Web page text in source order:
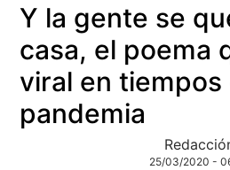
Y la gente se
casa, el poema
viral en tiempos
pandemia
25/03/2020 -